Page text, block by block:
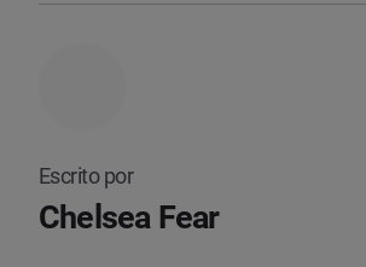
Escrito por
Chelsea Fear